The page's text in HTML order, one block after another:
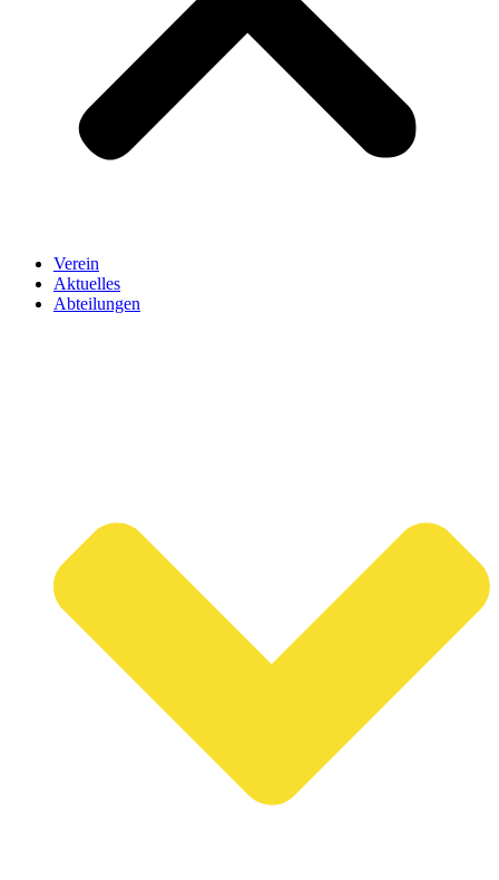
Verein
Aktuelles
Abteilungen